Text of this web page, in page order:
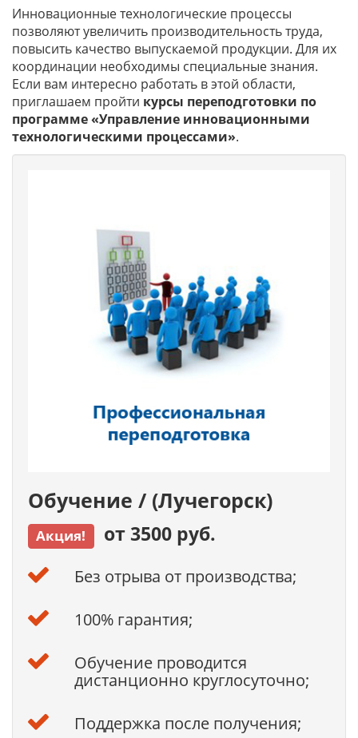
Инновационные технологические процессы
позволяют увеличить производительность труда,
повысить качество выпускаемой продукции. Для их
координации необходимы специальные знания.
Если вам интересно работать в этой области,
приглашаем пройти курсы переподготовки по
программе «Управление инновационными
технологическими процессами».
Обучение / (Лучегорск)
Акция! от 3500 руб.
Без отрыва от производства;
100% гарантия;
Обучение проводится
дистанционно круглосуточно;
Поддержка после получения;